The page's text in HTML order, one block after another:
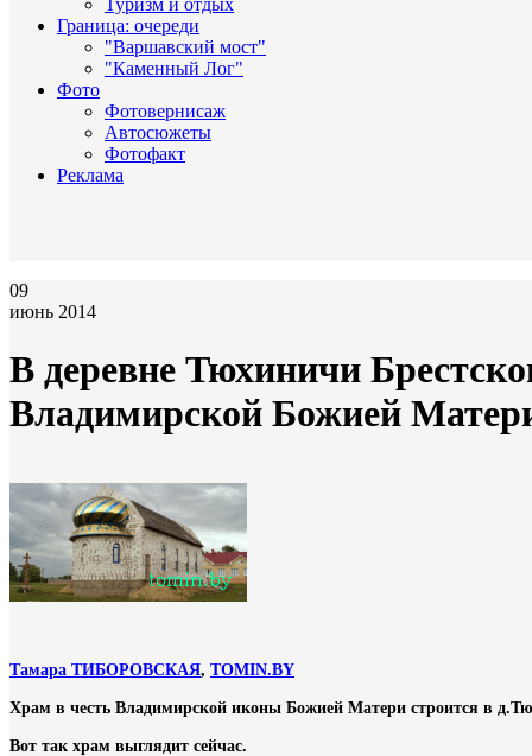
Туризм и отдых
Граница: очереди
"Варшавский мост"
"Каменный Лог"
Фото
Фотовернисаж
Автосюжеты
Фотофакт
Реклама
09
июнь 2014
В деревне Тюхиничи
Владимирской Божией
Тамара ТИБОРОВСКАЯ, TOMIN.BY
Храм в честь Владимирской иконы Божией Матери строится в
Вот так храм выглядит сейчас.